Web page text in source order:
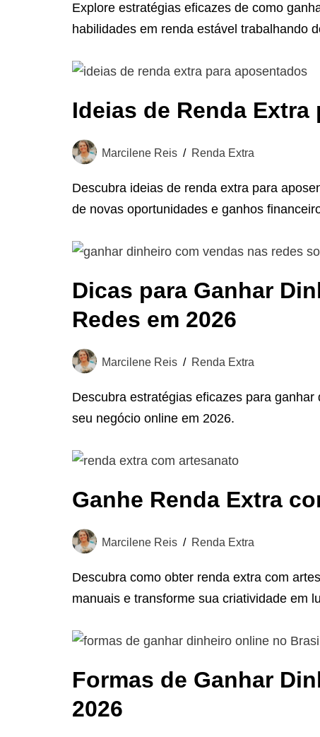
Explore estratégias eficazes de como
habilidades em renda estável trabalhando
Ideias de Renda
Marcilene Reis Renda Extra
Descubra ideias de renda extra para
de novas oportunidades e ganhos
Dicas para Ganhar
Redes em 2026
Marcilene Reis Renda Extra
Descubra estratégias eficazes para
seu negócio online em 2026.
Ganhe Renda Extra
Marcilene Reis Renda Extra
Descubra como obter renda extra com
manuais e transforme sua criatividade em
Formas de Ganhar
2026